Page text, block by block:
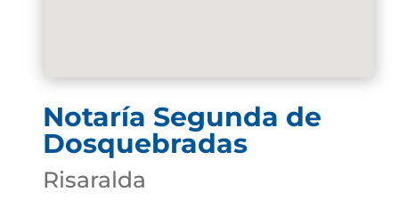
Notaría Segunda de
Dosquebradas
Risaralda